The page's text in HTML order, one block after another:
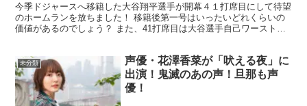
今季ドジャースへ移籍した大谷翔平選手が開幕４１打席目にして待望
のホームランを放ちました！ 移籍後第一号はいったいどれくらいの
価値があるのでしょう？ また、41打席目は大谷選手自己ワースト記
未分類
声優・花澤香菜が「吠える夜」に
出演！鬼滅のあの声！旦那も声
優！